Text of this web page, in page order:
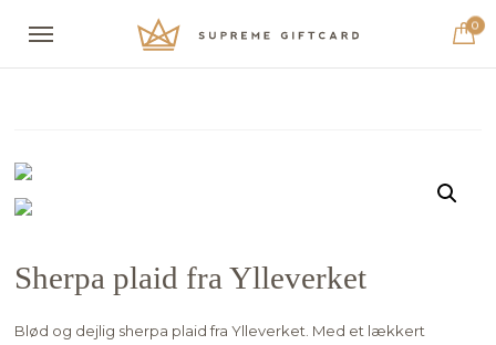
0
Sherpa plaid fra Ylleverket
Blød og dejlig sherpa plaid fra Ylleverket. Med et lækkert